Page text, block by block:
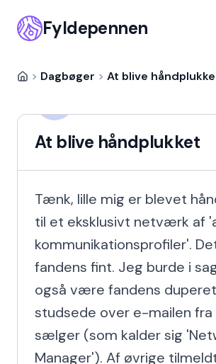
Fyldepennen
> Dagbøger > At blive
At blive håndplukket
Tænk, lille mig er blevet
til et eksklusivt netværk af
kommunikationsprofiler'.
fandens fint. Jeg burde i
også være fandens
studsede over e-mailen fra
sælger (som kalder sig
Manager'). Af øvrige